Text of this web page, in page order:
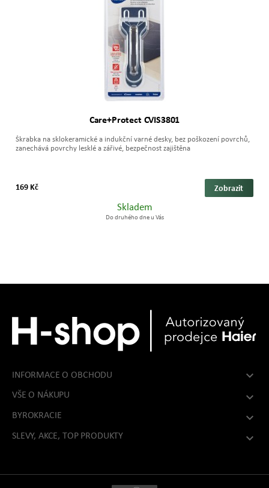
Care+Protect CVIS3801
Škrabka na sklokeramické a indukční varné desky, bez poškození povrchů,
zanechává povrchy lesklé a zářivé, bezpečnost zajištěna
169 Kč Zobrazit
Skladem
Do druhého dne u Vás
INFORMACE O OBCHODU 
VŠE O NÁKUPU 
BYROKRACIE 
SLEVY, AKCE, TOP PRODUKTY 